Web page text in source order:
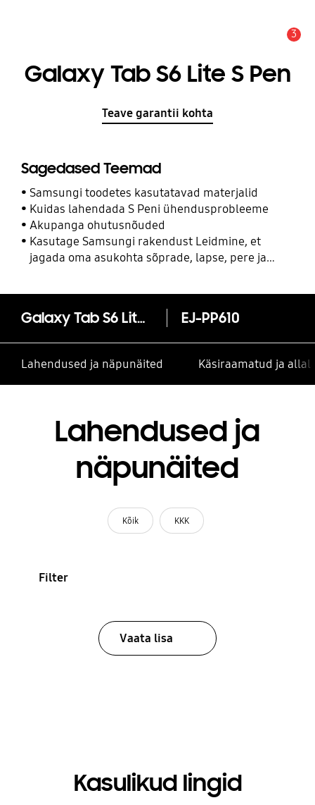
3
Galaxy Tab S6 Lite S Pen
Teave garantii kohta
Sagedased Teemad
Samsungi toodetes kasutatavad materjalid
Kuidas lahendada S Peni ühendusprobleeme
Akupanga ohutusnõuded
Kasutage Samsungi rakendust Leidmine, et
jagada oma asukohta sõprade, lapse, pere ja
Galaxy Tab S6 Lite S Pen EJ-PP610
Lahendused ja näpunäited Käsiraamatud ja
Lahendused ja
näpunäited
Kõik KKK
Filter
Vaata lisa
Kasulikud lingid